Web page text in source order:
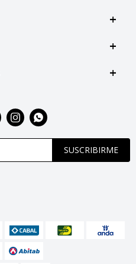
SUSCRIBIRME
 